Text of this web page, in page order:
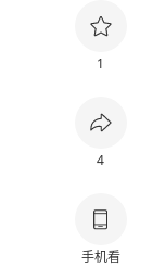
1
4
手机看